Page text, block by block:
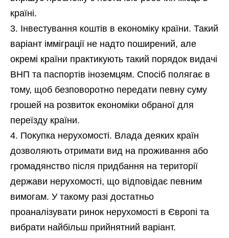
країні.
Інвестування коштів в економіку країни. Такий
варіант імміграції не надто поширений, але
окремі країни практикують такий порядок видачі
ВНП та паспортів іноземцям. Спосіб полягає в
тому, щоб безповоротно передати певну суму
грошей на розвиток економіки обраної для
переїзду країни.
Покупка нерухомості. Влада деяких країн
дозволяють отримати вид на проживання або
громадянство після придбання на території
держави нерухомості, що відповідає певним
вимогам. У такому разі достатньо
проаналізувати ринок нерухомості в Європі та
вибрати найбільш прийнятний варіант.